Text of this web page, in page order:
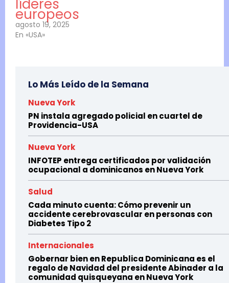
líderes
europeos
agosto 19, 2025
En «USA»
Lo Más Leído de la Semana
Nueva York
PN instala agregado policial en cuartel de
Providencia-USA
Nueva York
INFOTEP entrega certificados por validación
ocupacional a dominicanos en Nueva York
Salud
Cada minuto cuenta: Cómo prevenir un
accidente cerebrovascular en personas con
Diabetes Tipo 2
Internacionales
Gobernar bien en Republica Dominicana es el
regalo de Navidad del presidente Abinader a la
comunidad quisqueyana en Nueva York